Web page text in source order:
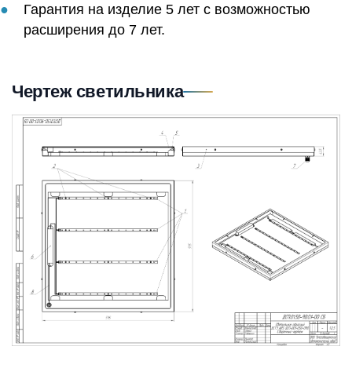
Гарантия на изделие 5 лет с возможностью
расширения до 7 лет.
Чертеж светильника